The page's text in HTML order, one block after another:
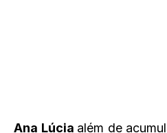
Ana Lúcia além de